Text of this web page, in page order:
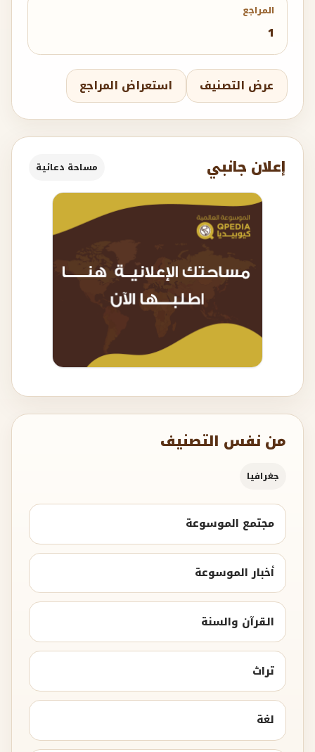
المراجع
1
عرض التصنيف استعراض المراجع
إعلان جانبي مساحة دعائية
من نفس التصنيف
جغرافيا
مجتمع الموسوعة
أخبار الموسوعة
القرآن والسنة
تراث
لغة